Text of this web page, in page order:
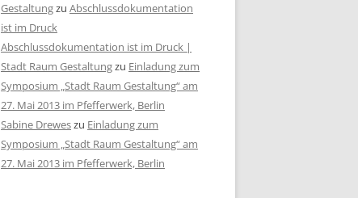
Gestaltungzu Abschlussdokumentation
ist im Druck
Abschlussdokumentation ist im Druck |
Stadt Raum Gestaltungzu Einladung zum
Symposium „Stadt Raum Gestaltung“ am
27. Mai 2013 im Pfefferwerk, Berlin
Sabine Dreweszu Einladung zum
Symposium „Stadt Raum Gestaltung“ am
27. Mai 2013 im Pfefferwerk, Berlin